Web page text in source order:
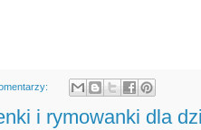
i rymowanki dla